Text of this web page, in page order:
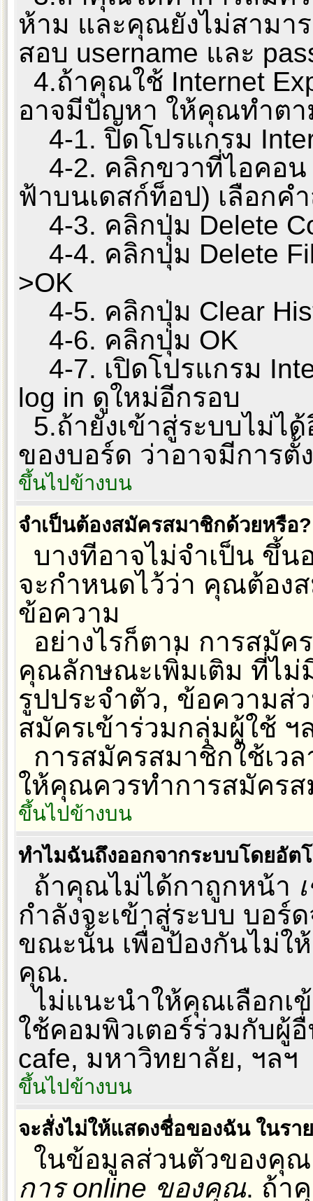
ห้าม และคุณยังไม่สามา
สอบ username และ
4.ถ้าคุณใช้ Internet
อาจมีปัญหา ให้คุณทำต
4-1. ปิดโปรแกรม
4-2. คลิกขวาที่ไอคอน
ฟ้าบนเดสก์ท็อป) เลือกค
4-3. คลิกปุ่ม Delete
4-4. คลิกปุ่ม Delete
>OK
4-5. คลิกปุ่ม Clear
4-6. คลิกปุ่ม OK
4-7. เปิดโปรแกรม
log in ดูใหม่อีกรอบ
5.ถ้ายังเข้าสู่ระบบไม่ไ
ของบอร์ด ว่าอาจมีการ
ขึ้นไปข้างบน
จำเป็นต้องสมัครสมาชิกด้วยหรือ?
บางทีอาจไม่จำเป็น ขึ้น
จะกำหนดไว้ว่า คุณต้อง
ข้อความ
อย่างไรก็ตาม การสมั
คุณลักษณะเพิ่มเติม ที่ไม่
รูปประจำตัว, ข้อความส่
สมัครเข้าร่วมกลุ่มผู้ใช้ ฯ
การสมัครสมาชิกใช้เว
ให้คุณควรทำการสมัคร
ขึ้นไปข้างบน
ทำไมฉันถึงออกจากระบบโดยอัต
ถ้าคุณไม่ได้กาถูกหน้า
กำลังจะเข้าสู่ระบบ บอร์
ขณะนั้น เพื่อป้องกันไม่ใ
คุณ.
ไม่แนะนำให้คุณเลือกเ
ใช้คอมพิวเตอร์ร่วมกับผู้
cafe, มหาวิทยาลัย, ฯลฯ
ขึ้นไปข้างบน
จะสั่งไม่ให้แสดงชื่อของฉัน ในรา
ในข้อมูลส่วนตัวของคุ
การ online ของคุณ. ถ้า